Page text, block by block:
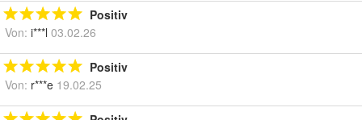
Positiv
Von: i***l 03.02.26
Positiv
Von: r***e 19.02.25